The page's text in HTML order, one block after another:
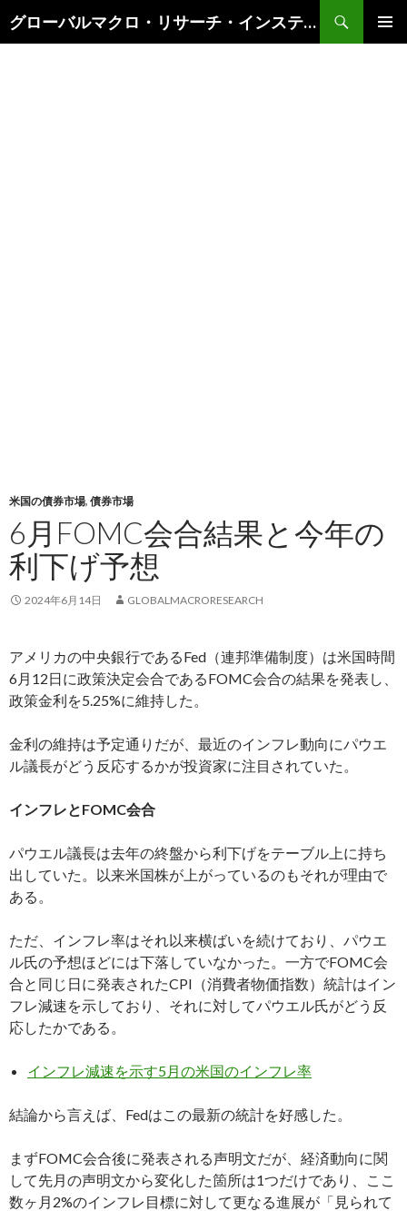
グローバルマクロ・リサーチ・インスティテュート
索
米国の債券市場, 債券市場
6月FOMC会合結果と今年の
利下げ予想
2024年6月14日 GLOBALMACRORESEARCH
アメリカの中央銀行であるFed（連邦準備制度）は米国時間
6月12日に政策決定会合であるFOMC会合の結果を発表し、
政策金利を5.25%に維持した。
金利の維持は予定通りだが、最近のインフレ動向にパウエ
ル議長がどう反応するかが投資家に注目されていた。
インフレとFOMC会合
パウエル議長は去年の終盤から利下げをテーブル上に持ち
出していた。以来米国株が上がっているのもそれが理由で
ある。
ただ、インフレ率はそれ以来横ばいを続けており、パウエ
ル氏の予想ほどには下落していなかった。一方でFOMC会
合と同じ日に発表されたCPI（消費者物価指数）統計はイン
フレ減速を示しており、それに対してパウエル氏がどう反
応したかである。
インフレ減速を示す5月の米国のインフレ率
結論から言えば、Fedはこの最新の統計を好感した。
まずFOMC会合後に発表される声明文だが、経済動向に関
して先月の声明文から変化した箇所は1つだけであり、ここ
数ヶ月2%のインフレ目標に対して更なる進展が「見られて